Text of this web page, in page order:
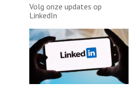
Volg onze updates op
LinkedIn